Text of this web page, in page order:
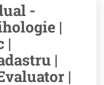
-
|
|
|
|